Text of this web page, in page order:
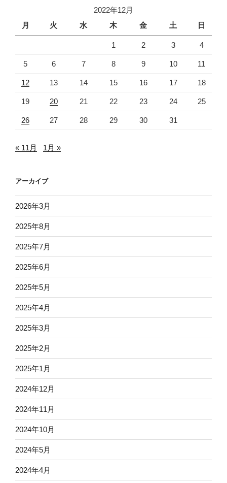
2022年12月
月
火 水 木 金 土 日
1 2 3 4
5 6 7 8 9 10 11
12 13 14 15 16 17 18
19 20 21 22 23 24 25
26 27 28 29 30 31
« 11月 1月 »
アーカイブ
2026年3月
2025年8月
2025年7月
2025年6月
2025年5月
2025年4月
2025年3月
2025年2月
2025年1月
2024年12月
2024年11月
2024年10月
2024年5月
2024年4月